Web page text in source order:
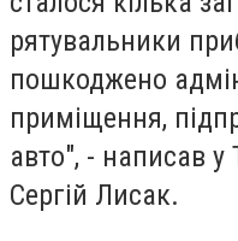
рятувальники
пошкоджено
приміщення,
авто", - написав
Сергій Лисак.